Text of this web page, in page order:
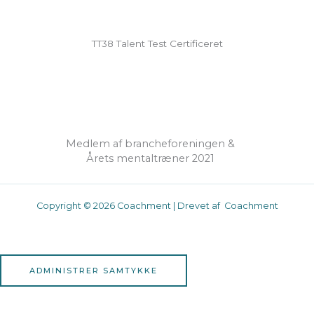
TT38 Talent Test Certificeret
Medlem af brancheforeningen &
Årets mentaltræner 2021
Copyright © 2026 Coachment | Drevet af Coachment
ADMINISTRER SAMTYKKE